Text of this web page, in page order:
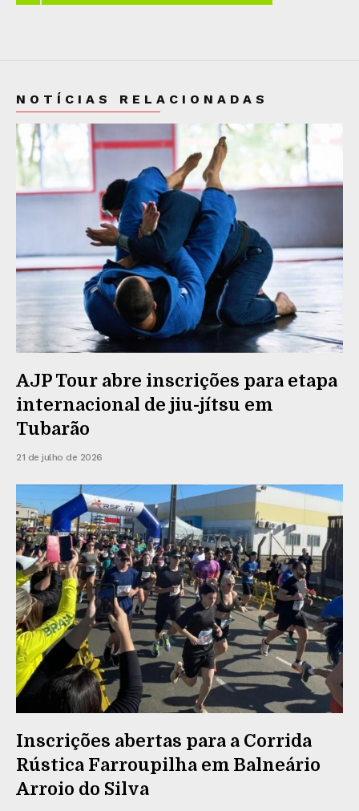
NOTÍCIAS RELACIONADAS
AJP Tour abre inscrições para etapa
internacional de jiu-jítsu em
Tubarão
21 de julho de 2026
Inscrições abertas para a Corrida
Rústica Farroupilha em Balneário
Arroio do Silva